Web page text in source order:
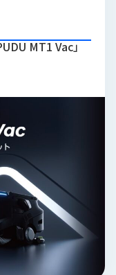
MT1 Vac」